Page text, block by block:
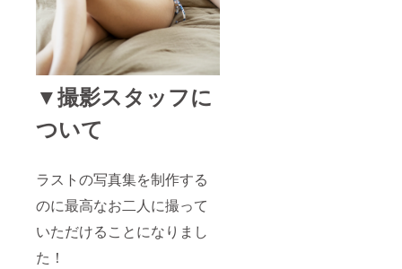
▼撮影スタッフに
ついて
ラストの写真集を制作する
のに最高なお二人に撮って
いただけることになりまし
た！